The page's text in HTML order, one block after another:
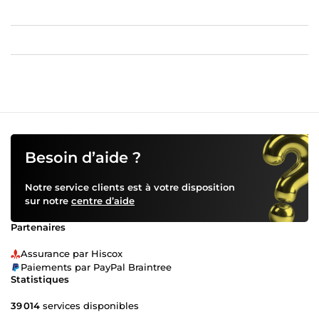
Besoin d’aide ?
Notre service clients est à votre disposition
sur notre centre d’aide
Partenaires
Assurance par Hiscox
Paiements par PayPal Braintree
Statistiques
39 014 services disponibles